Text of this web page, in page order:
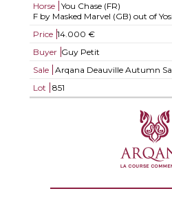
Horse
You Chase (FR)
F by Masked Marvel (GB) out of
Price 14.000 €
Buyer Guy Petit
Sale
Arqana Deauville Autumn
Lot
851